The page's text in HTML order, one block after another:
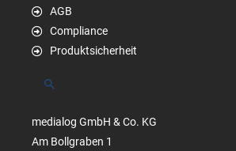
AGB
Compliance
Produktsicherheit
Suchen
medialog GmbH & Co. KG
Am Bollgraben 1